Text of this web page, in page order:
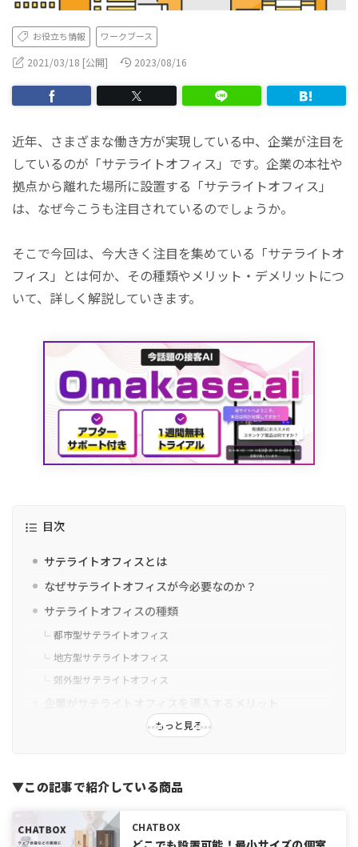
お役立ち情報 ワークブース
2021/03/18 [公開] 2023/08/16
近年、さまざまな働き方が実現している中、企業が注目を
しているのが「サテライトオフィス」です。企業の本社や
拠点から離れた場所に設置する「サテライトオフィス」
は、なぜ今こうも注目されているのでしょうか。
そこで今回は、今大きく注目を集めている「サテライトオ
フィス」とは何か、その種類やメリット・デメリットにつ
いて、詳しく解説していきます。
目次
もっと見る
サテライトオフィスとは
なぜサテライトオフィスが今必要なのか？
サテライトオフィスの種類
都市型サテライトオフィス
地方型サテライトオフィス
郊外型サテライトオフィス
地方にいる優秀な人材が獲得できる
BCP（事業継続計画）対策ができる
サテライトオフィス導入のデメリット
セキュリティリスクがある
▼この記事で紹介している商品
CHATBOX